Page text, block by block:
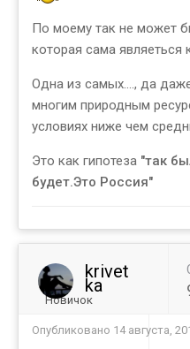
По моему так не может
которая сама являеться
Одна из самых...., да
многим природным
условиях ниже чем
Это как гипотеза "так
будет.Это Россия"
krivet
ka
Новичок
Опубликовано 14 августа,